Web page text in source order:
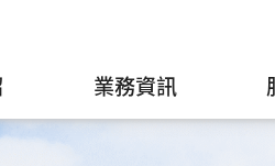
業務資訊